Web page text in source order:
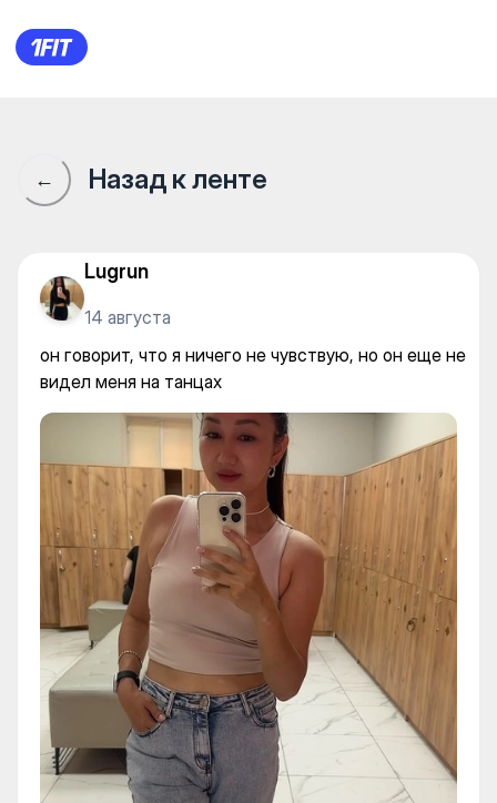
SUNSHINE КОКЖАР — Yoga
← Назад к ленте
Lugrun
14 августа
он говорит, что я ничего не чувствую, но он еще не
видел меня на танцах